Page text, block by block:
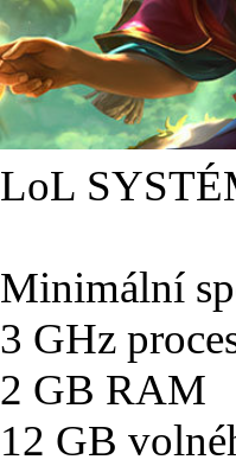
LoL
Minimální
3 GHz
2 GB RAM
12 GB